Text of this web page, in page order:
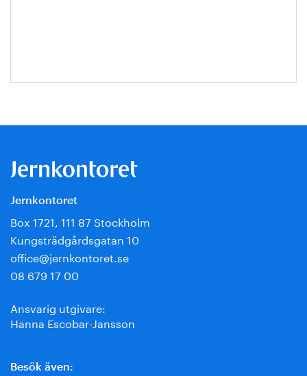
Jernkontoret
Box 1721, 111 87 Stockholm
Kungsträdgårdsgatan 10
office@jernkontoret.se
08 679 17 00
Ansvarig utgivare:
Hanna Escobar-Jansson
Besök även: